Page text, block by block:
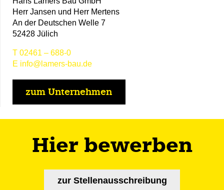
Herr Jansen und Herr Mertens
An der Deutschen Welle 7
52428 Jülich
T 02461 – 688-0
E info@lamers-bau.de
zum Unternehmen
Hier bewerben
zur Stellenausschreibung